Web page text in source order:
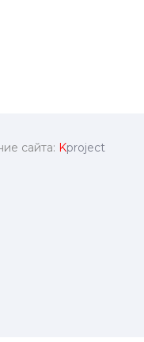
сайта: Kproject